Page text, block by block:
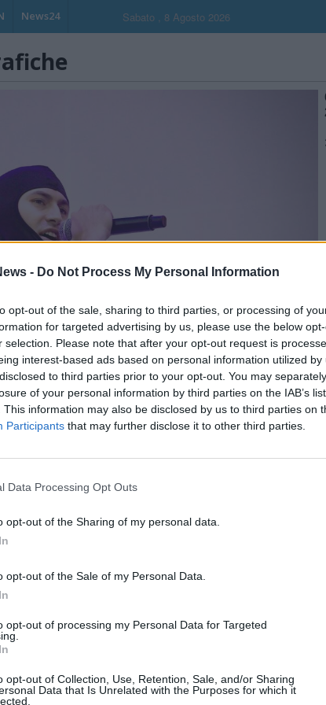
- Do Not Process My Personal Information
opt-out of the sale, sharing to third parties, or processing of
for targeted advertising by us, please use the below
selection. Please note that after your opt-out request is
interest-based ads based on personal information utilized by
to third parties prior to your opt-out. You may
of your personal information by third parties on the IAB’s
This information may also be disclosed by us to third parties on
Participants that may further disclose it to other third parties.
Data Processing Opt Outs
opt-out of the Sharing of my personal data.
opt-out of the Sale of my Personal Data.
opt-out of processing my Personal Data for Targeted
opt-out of Collection, Use, Retention, Sale, and/or Sharing
Data that Is Unrelated with the Purposes for which it
News24 Sabato , 8 Agosto 2026
Registrati Redazione Invia notizia Feed RSS
MULTIMEDIA
Gallerie Fotografiche
COMUNITÀ
Foto dei lettori